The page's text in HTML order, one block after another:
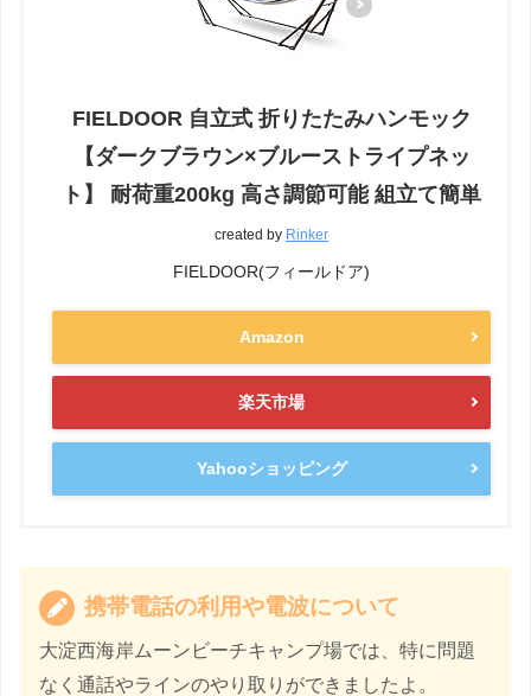
FIELDOOR 自立式 折りたたみハンモック
【ダークブラウン×ブルーストライプネッ
ト】 耐荷重200kg 高さ調節可能 組立て簡単
created by Rinker
FIELDOOR(フィールドア)
Amazon
楽天市場
Yahooショッピング
携帯電話の利用や電波について
大淀西海岸ムーンビーチキャンプ場では、特に問題
なく通話やラインのやり取りができましたよ。